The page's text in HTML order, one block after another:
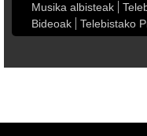
Musika albisteak
Bideoak
Telebistako